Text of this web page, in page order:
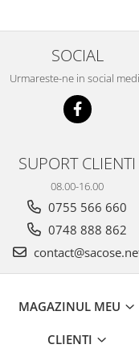
SOCIAL
Urmareste-ne in social
SUPORT CLIENTI
08.00-16.00
0755 566 660
0748 888 862
MAGAZINUL MEU
CLIENTI